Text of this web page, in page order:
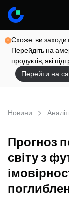
Схоже, ви
Перейдіть на
продуктів, які
Перейти на
Новини
Прогноз
світу з